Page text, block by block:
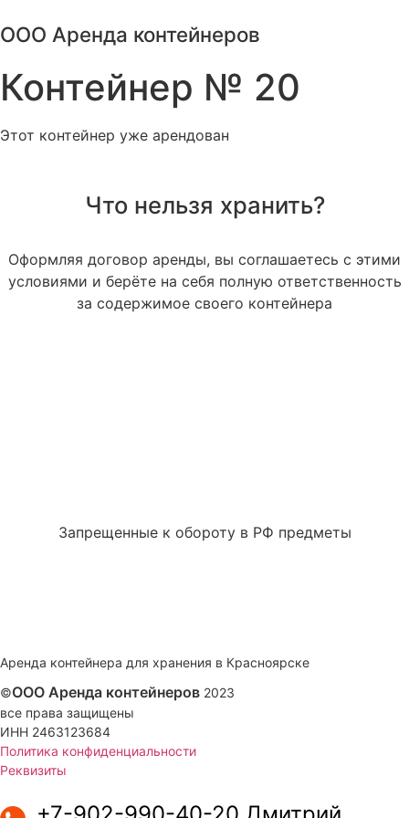
к
ООО Аренда контейнеров
Контейнер № 20
Этот контейнер уже арендован
Что нельзя хранить?
Оформляя договор аренды, вы соглашаетесь с этими
условиями и берёте на себя полную ответственность
за содержимое своего контейнера
Запрещенные к обороту в РФ предметы
Аренда контейнера для хранения в Красноярске
©ООО Аренда контейнеров 2023
все права защищены
ИНН 2463123684
Политика конфиденциальности
Реквизиты